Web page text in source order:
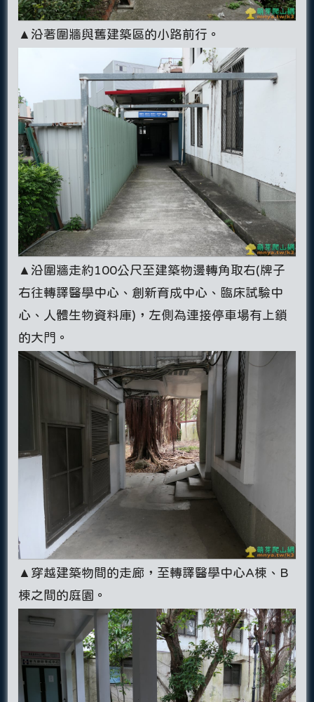
▲沿著圍牆與舊建築區的小路前行。
▲沿圍牆走約100公尺至建築物邊轉角取右(牌子
右往轉譯醫學中心、創新育成中心、臨床試驗中
心、人體生物資料庫)，左側為連接停車場有上鎖
的大門。
▲穿越建築物間的走廊，至轉譯醫學中心A棟、B
棟之間的庭園。